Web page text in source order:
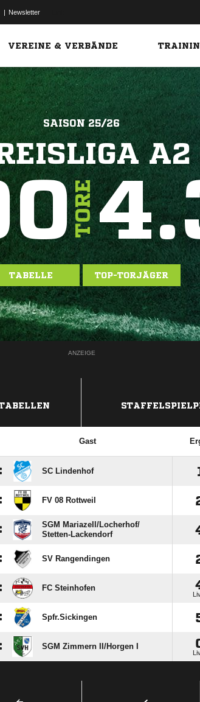
| Newsletter
VEREINE & VERBÄNDE
SAISON 25/26
A2
TORE
TABELLE TOP-TORJÄGER
ANZEIGE
Gast
: SC Lindenhof
: FV 08 Rottweil
:
SGM Mariazell/​Locherhof/​
Stetten-Lackendorf
: SV Rangendingen
: FC Steinhofen
: Spfr.Sickingen
: SGM Zimmern II/​Horgen I